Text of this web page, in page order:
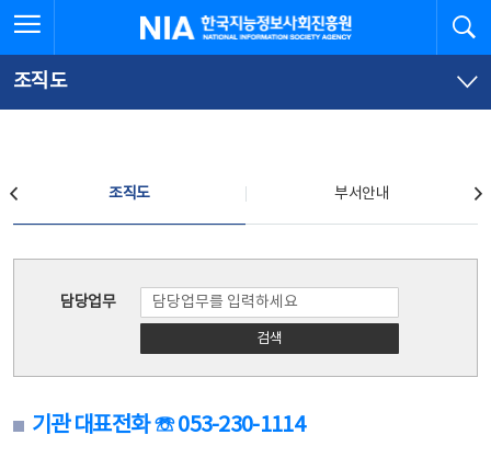
문
로
가
체
뉴
바
가
한국지능정보사회진흥원
조직도
조직도 부서안내
담당업무
검색
기관 대표전화 ☏ 053-230-1114